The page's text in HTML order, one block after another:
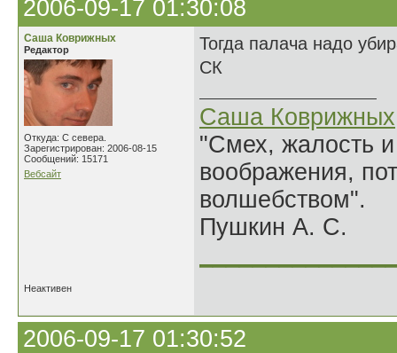
2006-09-17 01:30:08
Саша Коврижных
Редактор
Откуда: С севера.
Зарегистрирован: 2006-08-15
Сообщений: 15171
Вебсайт
Тогда палача надо
СК
Саша Коврижных
"Смех, жалость
воображения,
волшебством".
Пушкин А. С.
Неактивен
2006-09-17 01:30:52